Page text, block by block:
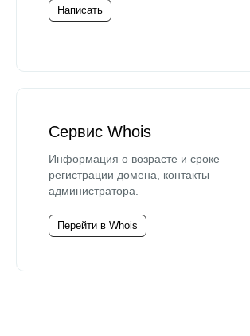
Написать
Сервис Whois
Информация о возрасте и сроке
регистрации домена, контакты
администратора.
Перейти в Whois